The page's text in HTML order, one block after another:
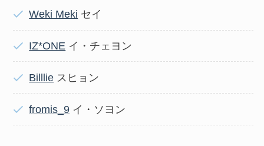
Weki Meki セイ
IZ*ONE イ・チェヨン
Billlie スヒョン
fromis_9 イ・ソヨン